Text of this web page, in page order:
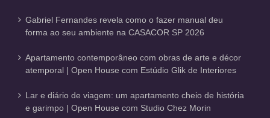
Gabriel Fernandes revela como o fazer manual deu
forma ao seu ambiente na CASACOR SP 2026
Apartamento contemporâneo com obras de arte e décor
atemporal | Open House com Estúdio Glik de Interiores
Lar e diário de viagem: um apartamento cheio de história
e garimpo | Open House com Studio Chez Morin